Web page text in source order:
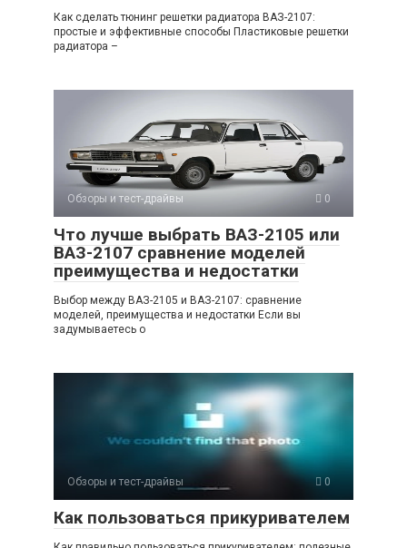
Как сделать тюнинг решетки радиатора ВАЗ-2107:
простые и эффективные способы Пластиковые решетки
радиатора –
Обзоры и тест-драйвы 0
Что лучше выбрать ВАЗ-2105 или
ВАЗ-2107 сравнение моделей
преимущества и недостатки
Выбор между ВАЗ-2105 и ВАЗ-2107: сравнение
моделей, преимущества и недостатки Если вы
задумываетесь о
Обзоры и тест-драйвы 0
Как пользоваться прикуривателем